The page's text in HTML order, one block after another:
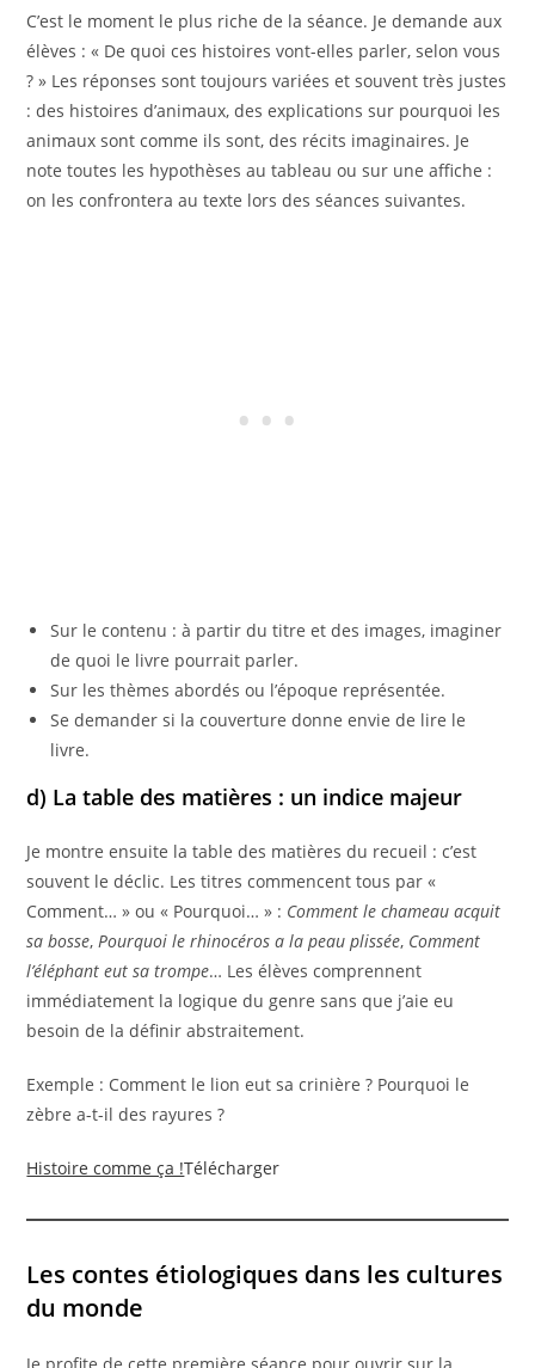
C’est le moment le plus riche de la séance. Je demande aux
élèves : « De quoi ces histoires vont-elles parler, selon vous
? » Les réponses sont toujours variées et souvent très justes
: des histoires d’animaux, des explications sur pourquoi les
animaux sont comme ils sont, des récits imaginaires. Je
note toutes les hypothèses au tableau ou sur une affiche :
on les confrontera au texte lors des séances suivantes.
Sur le contenu : à partir du titre et des images, imaginer
de quoi le livre pourrait parler.
Sur les thèmes abordés ou l’époque représentée.
Se demander si la couverture donne envie de lire le
livre.
d) La table des matières : un indice majeur
Je montre ensuite la table des matières du recueil : c’est
souvent le déclic. Les titres commencent tous par «
Comment… » ou « Pourquoi… » : Comment le chameau acquit
sa bosse,Pourquoi le rhinocéros a la peau plissée, Comment
l’éléphant eut sa trompe… Les élèves comprennent
immédiatement la logique du genre sans que j’aie eu
besoin de la définir abstraitement.
Exemple : Comment le lion eut sa crinière ? Pourquoi le
zèbre a-t-il des rayures ?
Histoire comme ça !Télécharger
Les contes étiologiques dans les cultures
du monde